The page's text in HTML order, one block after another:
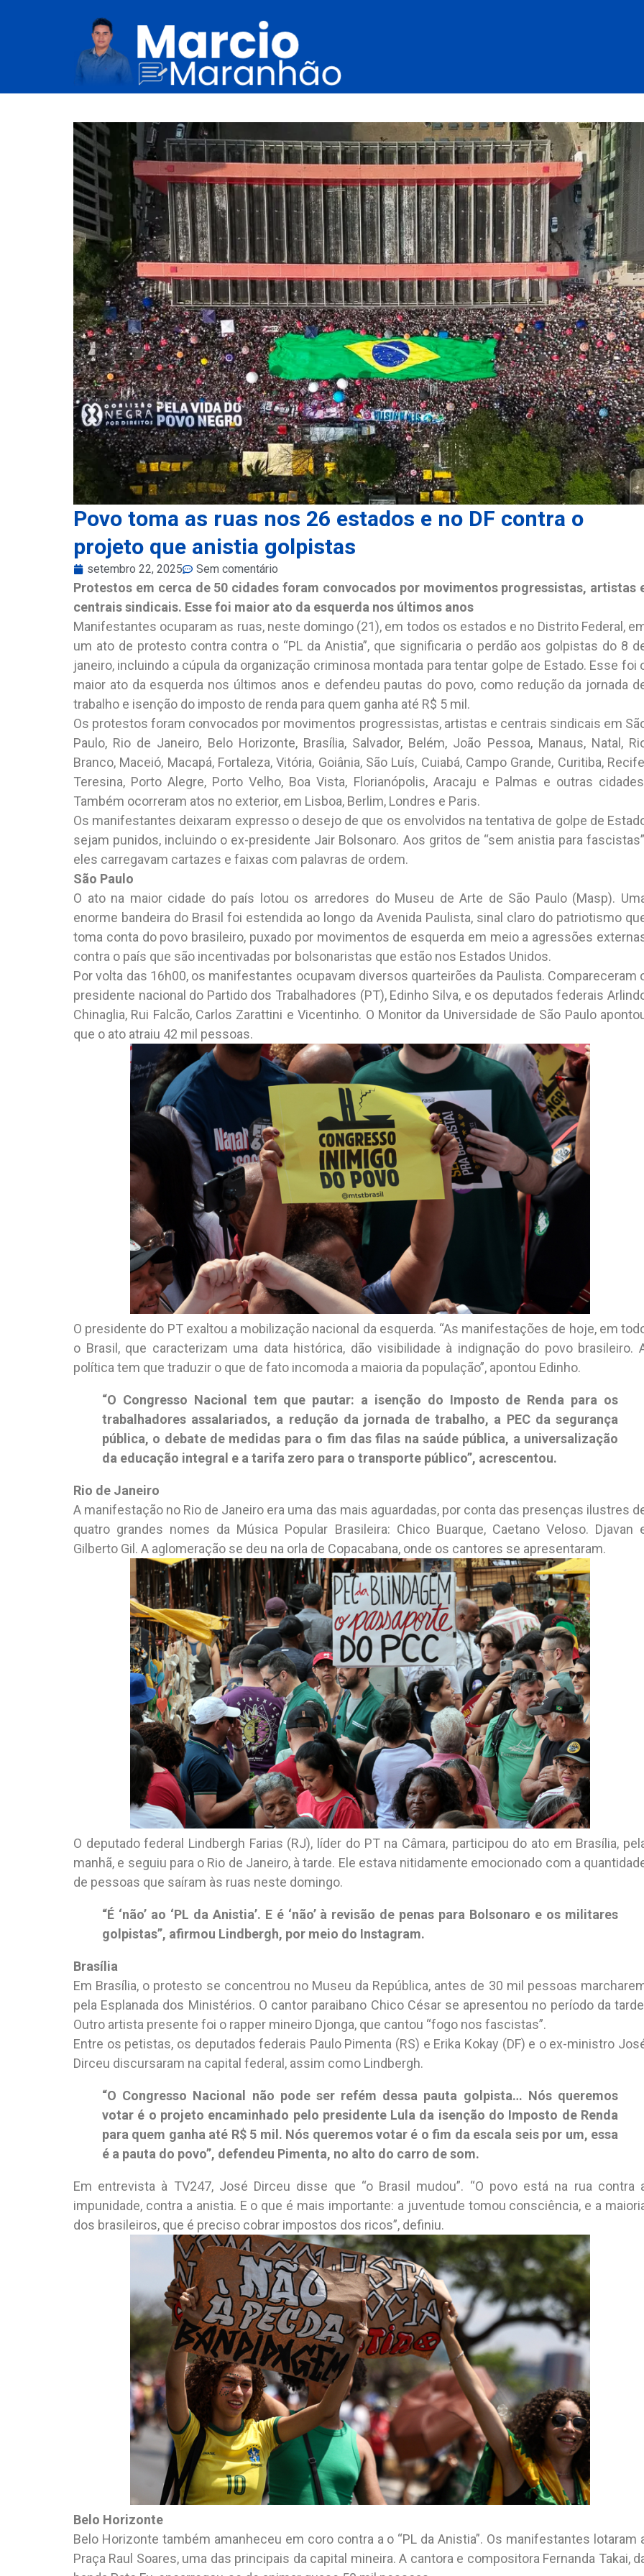
Povo toma as ruas nos 26 estados e no DF contra o
projeto que anistia golpistas
setembro 22, 2025 Sem comentário
Protestos em cerca de 50 cidades foram convocados por movimentos progressistas, artistas
centrais sindicais. Esse foi maior ato da esquerda nos últimos anos
Manifestantes ocuparam as ruas, neste domingo (21), em todos os estados e no Distrito Federal,
um ato de protesto contra contra o “PL da Anistia”, que significaria o perdão aos golpistas do 8
janeiro, incluindo a cúpula da organização criminosa montada para tentar golpe de Estado. Esse foi
maior ato da esquerda nos últimos anos e defendeu pautas do povo, como redução da jornada
trabalho e isenção do imposto de renda para quem ganha até R$ 5 mil.
Os protestos foram convocados por movimentos progressistas, artistas e centrais sindicais em
Paulo, Rio de Janeiro, Belo Horizonte, Brasília, Salvador, Belém, João Pessoa, Manaus, Natal,
Branco, Maceió, Macapá, Fortaleza, Vitória, Goiânia, São Luís, Cuiabá, Campo Grande, Curitiba,
Teresina, Porto Alegre, Porto Velho, Boa Vista, Florianópolis, Aracaju e Palmas e outras
Também ocorreram atos no exterior, em Lisboa, Berlim, Londres e Paris.
Os manifestantes deixaram expresso o desejo de que os envolvidos na tentativa de golpe de
sejam punidos, incluindo o ex-presidente Jair Bolsonaro. Aos gritos de “sem anistia para
eles carregavam cartazes e faixas com palavras de ordem.
São Paulo
O ato na maior cidade do país lotou os arredores do Museu de Arte de São Paulo (Masp).
enorme bandeira do Brasil foi estendida ao longo da Avenida Paulista, sinal claro do patriotismo
toma conta do povo brasileiro, puxado por movimentos de esquerda em meio a agressões
contra o país que são incentivadas por bolsonaristas que estão nos Estados Unidos.
Por volta das 16h00, os manifestantes ocupavam diversos quarteirões da Paulista. Compareceram
presidente nacional do Partido dos Trabalhadores (PT), Edinho Silva, e os deputados federais
Chinaglia, Rui Falcão, Carlos Zarattini e Vicentinho. O Monitor da Universidade de São Paulo
que o ato atraiu 42 mil pessoas.
O presidente do PT exaltou a mobilização nacional da esquerda. “As manifestações de hoje, em
o Brasil, que caracterizam uma data histórica, dão visibilidade à indignação do povo brasileiro.
política tem que traduzir o que de fato incomoda a maioria da população”, apontou Edinho.
“O Congresso Nacional tem que pautar: a isenção do Imposto de Renda para os
trabalhadores assalariados, a redução da jornada de trabalho, a PEC da segurança
pública, o debate de medidas para o fim das filas na saúde pública, a universalização
da educação integral e a tarifa zero para o transporte público”, acrescentou.
Rio de Janeiro
A manifestação no Rio de Janeiro era uma das mais aguardadas, por conta das presenças ilustres
quatro grandes nomes da Música Popular Brasileira: Chico Buarque, Caetano Veloso. Djavan
Gilberto Gil. A aglomeração se deu na orla de Copacabana, onde os cantores se apresentaram.
O deputado federal Lindbergh Farias (RJ), líder do PT na Câmara, participou do ato em Brasília,
manhã, e seguiu para o Rio de Janeiro, à tarde. Ele estava nitidamente emocionado com a
de pessoas que saíram às ruas neste domingo.
“É ‘não’ ao ‘PL da Anistia’. E é ‘não’ à revisão de penas para Bolsonaro e os militares
golpistas”, afirmou Lindbergh, por meio do Instagram.
Brasília
Em Brasília, o protesto se concentrou no Museu da República, antes de 30 mil pessoas
pela Esplanada dos Ministérios. O cantor paraibano Chico César se apresentou no período da
Outro artista presente foi o rapper mineiro Djonga, que cantou “fogo nos fascistas”.
Entre os petistas, os deputados federais Paulo Pimenta (RS) e Erika Kokay (DF) e o ex-ministro
Dirceu discursaram na capital federal, assim como Lindbergh.
“O Congresso Nacional não pode ser refém dessa pauta golpista… Nós queremos
votar é o projeto encaminhado pelo presidente Lula da isenção do Imposto de Renda
para quem ganha até R$ 5 mil. Nós queremos votar é o fim da escala seis por um, essa
é a pauta do povo”, defendeu Pimenta, no alto do carro de som.
Em entrevista à TV247, José Dirceu disse que “o Brasil mudou”. “O povo está na rua contra
impunidade, contra a anistia. E o que é mais importante: a juventude tomou consciência, e a
dos brasileiros, que é preciso cobrar impostos dos ricos”, definiu.
Belo Horizonte
Belo Horizonte também amanheceu em coro contra a o “PL da Anistia”. Os manifestantes lotaram
Praça Raul Soares, uma das principais da capital mineira. A cantora e compositora Fernanda Takai,